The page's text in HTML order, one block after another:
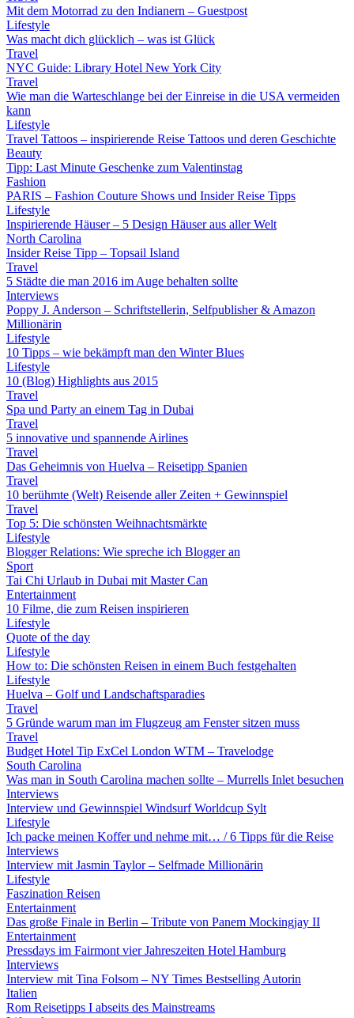
Mit dem Motorrad zu den Indianern – Guestpost
Lifestyle
Was macht dich glücklich – was ist Glück
Travel
NYC Guide: Library Hotel New York City
Travel
Wie man die Warteschlange bei der Einreise in die USA vermeiden
kann
Lifestyle
Travel Tattoos – inspirierende Reise Tattoos und deren Geschichte
Beauty
Tipp: Last Minute Geschenke zum Valentinstag
Fashion
PARIS – Fashion Couture Shows und Insider Reise Tipps
Lifestyle
Inspirierende Häuser – 5 Design Häuser aus aller Welt
North Carolina
Insider Reise Tipp – Topsail Island
Travel
5 Städte die man 2016 im Auge behalten sollte
Interviews
Poppy J. Anderson – Schriftstellerin, Selfpublisher & Amazon
Millionärin
Lifestyle
10 Tipps – wie bekämpft man den Winter Blues
Lifestyle
10 (Blog) Highlights aus 2015
Travel
Spa und Party an einem Tag in Dubai
Travel
5 innovative und spannende Airlines
Travel
Das Geheimnis von Huelva – Reisetipp Spanien
Travel
10 berühmte (Welt) Reisende aller Zeiten + Gewinnspiel
Travel
Top 5: Die schönsten Weihnachtsmärkte
Lifestyle
Blogger Relations: Wie spreche ich Blogger an
Sport
Tai Chi Urlaub in Dubai mit Master Can
Entertainment
10 Filme, die zum Reisen inspirieren
Lifestyle
Quote of the day
Lifestyle
How to: Die schönsten Reisen in einem Buch festgehalten
Lifestyle
Huelva – Golf und Landschaftsparadies
Travel
5 Gründe warum man im Flugzeug am Fenster sitzen muss
Travel
Budget Hotel Tip ExCel London WTM – Travelodge
South Carolina
Was man in South Carolina machen sollte – Murrells Inlet besuchen
Interviews
Interview und Gewinnspiel Windsurf Worldcup Sylt
Lifestyle
Ich packe meinen Koffer und nehme mit… / 6 Tipps für die Reise
Interviews
Interview mit Jasmin Taylor – Selfmade Millionärin
Lifestyle
Faszination Reisen
Entertainment
Das große Finale in Berlin – Tribute von Panem Mockingjay II
Entertainment
Pressdays im Fairmont vier Jahreszeiten Hotel Hamburg
Interviews
Interview mit Tina Folsom – NY Times Bestselling Autorin
Italien
Rom Reisetipps I abseits des Mainstreams